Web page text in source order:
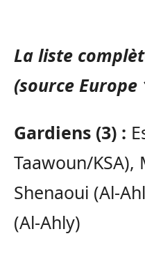
La liste
(source Europe
Gardiens (3) :
Taawoun/KSA),
Shenaoui (Al-
(Al-Ahly)